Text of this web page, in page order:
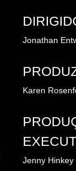
Jonathan
Karen
Jenny Hinkey